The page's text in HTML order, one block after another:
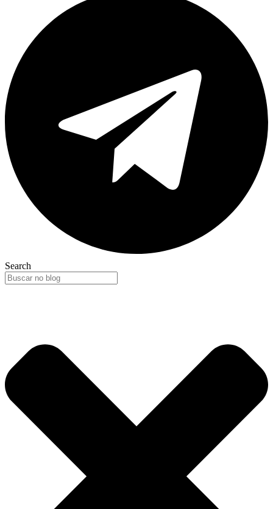
Search